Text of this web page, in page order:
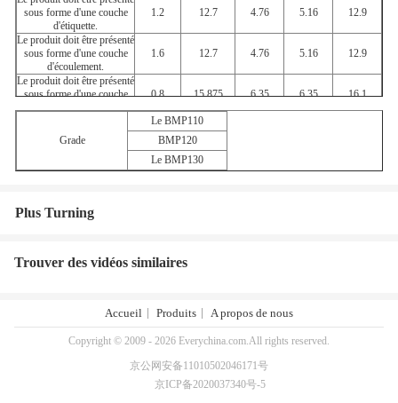
sous forme d'une couche
d'étiquette.
1.2 12.7 4.76 5.16 12.9
Le produit doit être présenté
sous forme d'une couche
d'écoulement.
1.6 12.7 4.76 5.16 12.9
Le produit doit être présenté
sous forme d'une couche
d'étain.
0.8 15.875 6.35 6.35 16.1
sous forme d'une couche
1.2 15.875
sous forme d'une couche
sous forme d'une couche
d'étiquette.
1.6
Grade
Le BMP110
BMP120
Le BMP130
Plus Turning
Trouver des vidéos similaires
Accueil Produits A propos de nous
Copyright © 2009 - 2026 Everychina.com.All rights reserved.
京公网安备11010502046171号
京ICP备2020037340号-5